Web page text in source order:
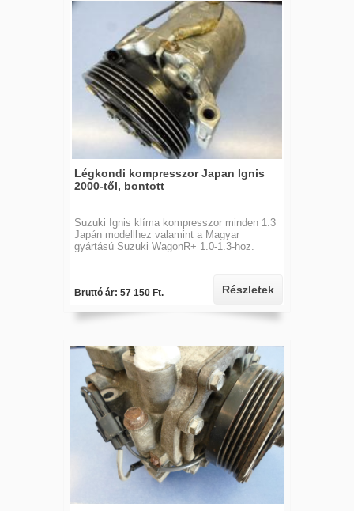
Légkondi kompresszor Japan Ignis
2000-től, bontott
Suzuki Ignis klíma kompresszor minden 1.3
Japán modellhez valamint a Magyar
gyártású Suzuki WagonR+ 1.0-1.3-hoz.
Bruttó ár: 57 150 Ft. Részletek